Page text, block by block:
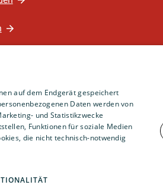
auf dem Endgerät gespeichert
Daten werden von
und Statistikzwecke
Funktionen für soziale Medien
die nicht technisch-notwendig